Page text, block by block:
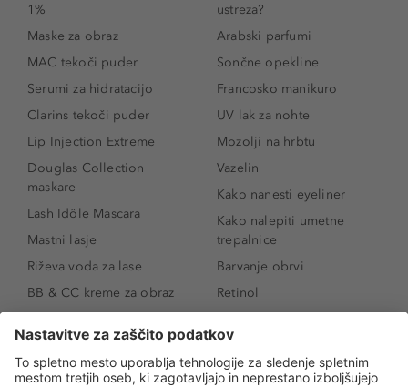
1%
Maske za obraz
MAC tekoči puder
Serumi za hidratacijo
Clarins tekoči puder
Lip Injection Extreme
Douglas Collection
maskare
Lash Idôle Mascara
Mastni lasje
Riževa voda za lase
BB & CC kreme za obraz
SPF 30
Senčila za oči
ustreza?
Arabski parfumi
Sončne opekline
Francosko manikuro
UV lak za nohte
Mozolji na hrbtu
Vazelin
Kako nanesti eyeliner
Kako nalepiti umetne
trepalnice
Barvanje obrvi
Retinol
Niacinamid